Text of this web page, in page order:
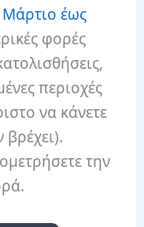
έως
φορές
περιοχές
να κάνετε
την